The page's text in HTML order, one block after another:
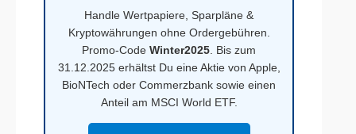
Handle Wertpapiere, Sparpläne &
Kryptowährungen ohne Ordergebühren.
Promo-CodeWinter2025 . Bis zum
31.12.2025 erhältst Du eine Aktie von Apple,
BioNTech oder Commerzbank sowie einen
Anteil am MSCI World ETF.